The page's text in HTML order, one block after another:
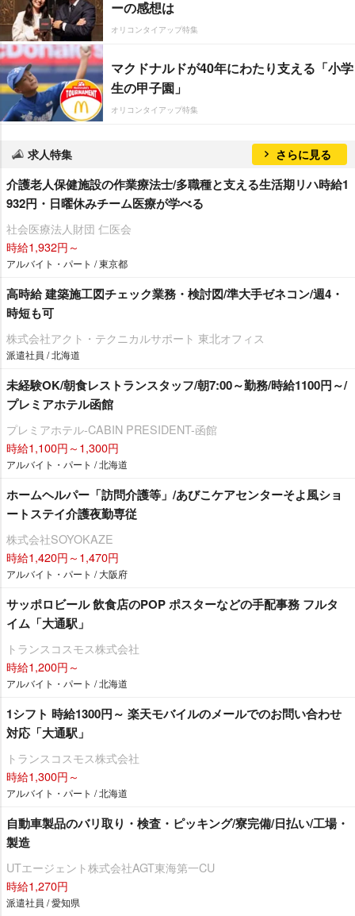
ーの感想は
オリコンタイアップ特集
マクドナルドが40年にわたり支える「小学
生の甲子園」
オリコンタイアップ特集
求人特集 さらに見る
介護老人保健施設の作業療法士/多職種と支える生活期リハ時給1
932円・日曜休みチーム医療が学べる
社会医療法人財団 仁医会
時給1,932円～
アルバイト・パート / 東京都
高時給 建築施工図チェック業務・検討図/準大手ゼネコン/週4・
時短も可
株式会社アクト・テクニカルサポート 東北オフィス
派遣社員 / 北海道
未経験OK/朝食レストランスタッフ/朝7:00～勤務/時給1100円～/
プレミアホテル函館
プレミアホテル-CABIN PRESIDENT-函館
時給1,100円～1,300円
アルバイト・パート / 北海道
ホームヘルパー「訪問介護等」/あびこケアセンターそよ風ショ
ートステイ介護夜勤専従
株式会社SOYOKAZE
時給1,420円～1,470円
アルバイト・パート / 大阪府
サッポロビール 飲食店のPOP ポスターなどの手配事務 フルタ
イム「大通駅」
トランスコスモス株式会社
時給1,200円～
アルバイト・パート / 北海道
1シフト 時給1300円～ 楽天モバイルのメールでのお問い合わせ
対応「大通駅」
トランスコスモス株式会社
時給1,300円～
アルバイト・パート / 北海道
自動車製品のバリ取り・検査・ピッキング/寮完備/日払い/工場・
製造
UTエージェント株式会社AGT東海第一CU
時給1,270円
派遣社員 / 愛知県